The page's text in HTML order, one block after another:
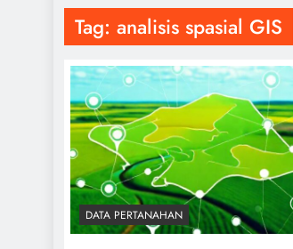
Tag: analisis spasial GIS
DATA PERTANAHAN